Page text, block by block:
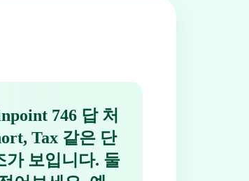
746 답 처
Tax 같은 단
가 보입니다. 둘